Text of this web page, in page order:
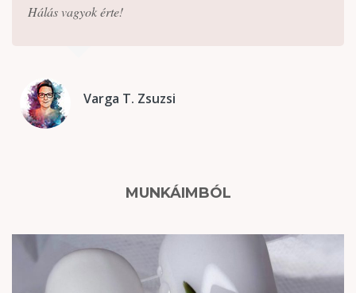
Hálás vagyok érte!
Varga T. Zsuzsi
MUNKÁIMBÓL